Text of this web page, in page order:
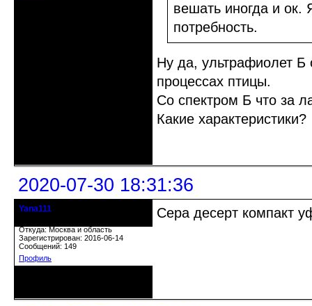
вешать иногда и
потребность.
Ну да, ультрафиолет Б
процессах птицы.
Со спектром Б что за
Какие характеристики?
2020-07-30 18:31:36
Yana111
Откуда: Москва и область
Зарегистрирован: 2016-06-14
Сообщений: 149
Профиль
Сера десерт компакт